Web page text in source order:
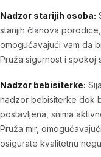
Nadzor starijih osoba:
starijih članova
omogućavajući vam da
Pruža sigurnost i spokoj
Nadzor bebisiterke:
nadzor bebisiterke dok
postavljena, snima
Pruža mir,
osigurate kvalitetnu